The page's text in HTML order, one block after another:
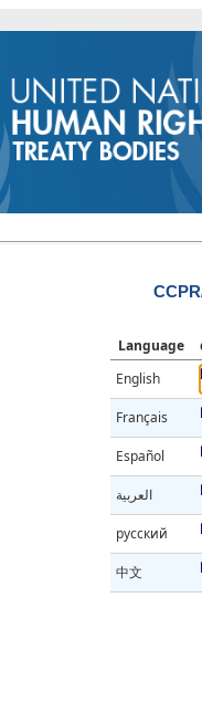
Language
English
Français
Español
العربية
русский
中文